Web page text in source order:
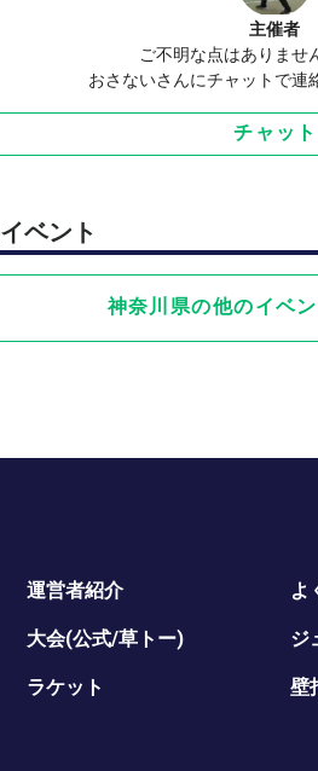
主催者
ご不明な点はありませ
おさないさんにチャットで連
チャット
ベント
神奈川県の他のイベ
運営者紹介 よ
大会(公式/草トー) ジ
ラケット 壁